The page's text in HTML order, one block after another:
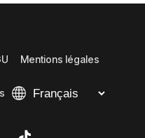
Mentions légales